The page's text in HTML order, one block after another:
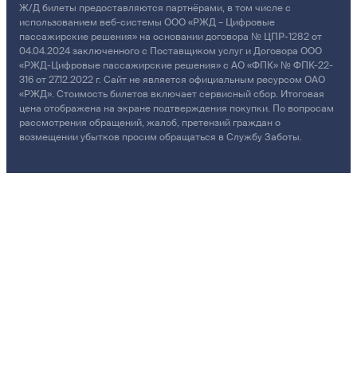
Ж/Д билеты предоставляются партнёрами, в том числе с
использованием веб-системы ООО «РЖД – Цифровые
пассажирские решения» на основании договора № ЦПР-1282 от
04.04.2024 заключенного с Поставщиком услуг и Договора ООО
«РЖД-Цифровые пассажирские решения» с АО «ФПК» № ФПК-22-
316 от 27.12.2022 г. Сайт не является официальным ресурсом ОАО
«РЖД». Стоимость билетов включает сервисный сбор. Итоговая
цена отображена на экране подтверждения покупки. По вопросам
рассмотрения обращений, жалоб, претензий граждан о
возмещении убытков просим обращаться в Службу Заботы.